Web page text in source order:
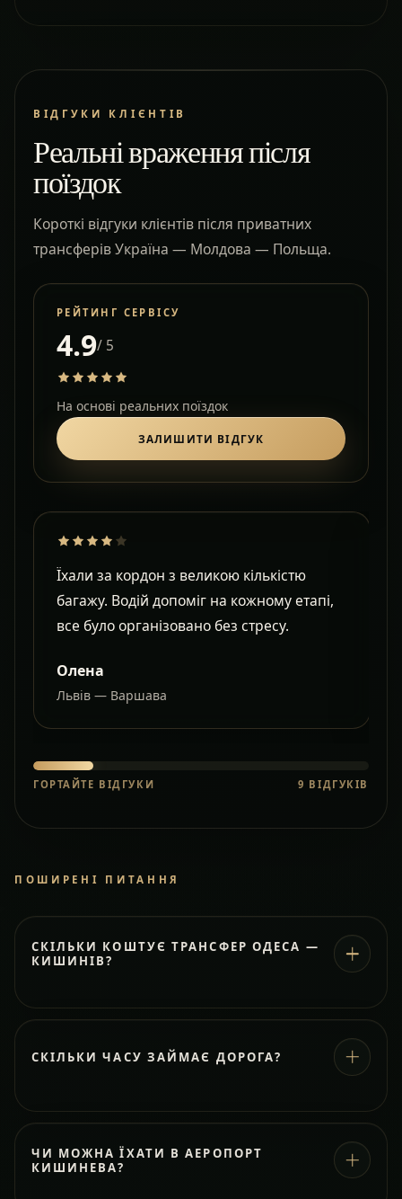
ВІДГУКИ КЛІЄНТІВ
Реальні враження після
поїздок
Короткі відгуки клієнтів після приватних
трансферів Україна — Молдова — Польща.
РЕЙТИНГ СЕРВІСУ
4.9/ 5
На основі реальних поїздок
ЗАЛИШИТИ ВІДГУК
Їхали за кордон з великою кількістю
багажу. Водій допоміг на кожному етапі,
все було організовано без стресу.
Олена
Львів — Варшава
ГОРТАЙТЕ ВІДГУКИ 9 ВІДГУКІВ
ПОШИРЕНІ ПИТАННЯ
СКІЛЬКИ КОШТУЄ ТРАНСФЕР ОДЕСА —
КИШИНІВ?
СКІЛЬКИ ЧАСУ ЗАЙМАЄ ДОРОГА?
ЧИ МОЖНА ЇХАТИ В АЕРОПОРТ
КИШИНЕВА?